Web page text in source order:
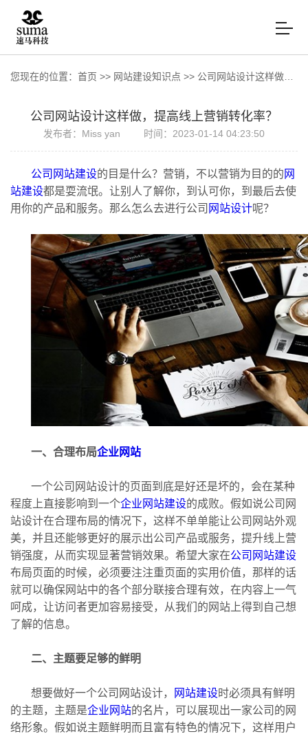
您现在的位置： 首页 >> 网站建设知识点 >> 公司网站设计这样做，提高线上营销转化率？
公司网站设计这样做，提高线上营销转化率？
发布者：Miss yan 时间：2023-01-14 04:23:50
公司网站建设的目是什么？营销，不以营销为目的的 网
站建设都是耍流氓。让别人了解你，到认可你，到最后去使
用你的产品和服务。那么怎么去进行公司 网站设计呢？
一、合理布局企业网站
一个公司网站设计的页面到底是好还是坏的，会在某种
程度上直接影响到一个企业网站建设的成败。假如说公司网
站设计在合理布局的情况下，这样不单单能让公司网站外观
美，并且还能够更好的展示出公司产品或服务，提升线上营
销强度，从而实现显著营销效果。希望大家在公司网站建设
布局页面的时候，必须要注注重页面的实用价值，那样的话
就可以确保网站中的各个部分联接合理有效，在内容上一气
呵成，让访问者更加容易接受，从我们的网站上得到自己想
了解的信息。
二、主题要足够的鲜明
想要做好一个公司网站设计， 网站建设时必须具有鲜明
的主题，主题是企业网站的名片，可以展现出一家公司的网
络形象。假如说主题鲜明而且富有特色的情况下，这样用户